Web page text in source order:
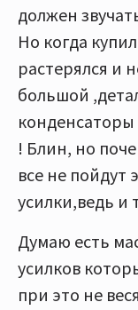
должен
Но когда
растерялся и
большой
конденсаторы
! Блин, но
все не пойдут
усилки,ведь и
Думаю есть
усилков
при это не